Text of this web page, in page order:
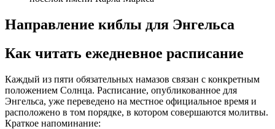
Направление киблы для Энгельса
Как читать ежедневное расписание
Каждый из пяти обязательных намазов связан с конкретным
положением Солнца. Расписание, опубликованное для
Энгельса, уже переведено на местное официальное время и
расположено в том порядке, в котором совершаются молитвы.
Краткое напоминание: